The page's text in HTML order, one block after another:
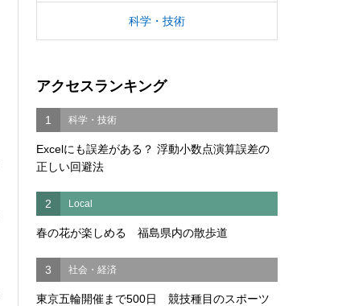
科学・技術
アクセスランキング
1 科学・技術
Excelにも誤差がある？ 浮動小数点演算誤差の
正しい回避法
2 Local
春の花が楽しめる 福島県内の散歩道
3 社会・経済
東京五輪開催まで500日 競技種目のスポーツ